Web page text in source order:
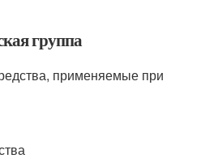
группа
применяемые при